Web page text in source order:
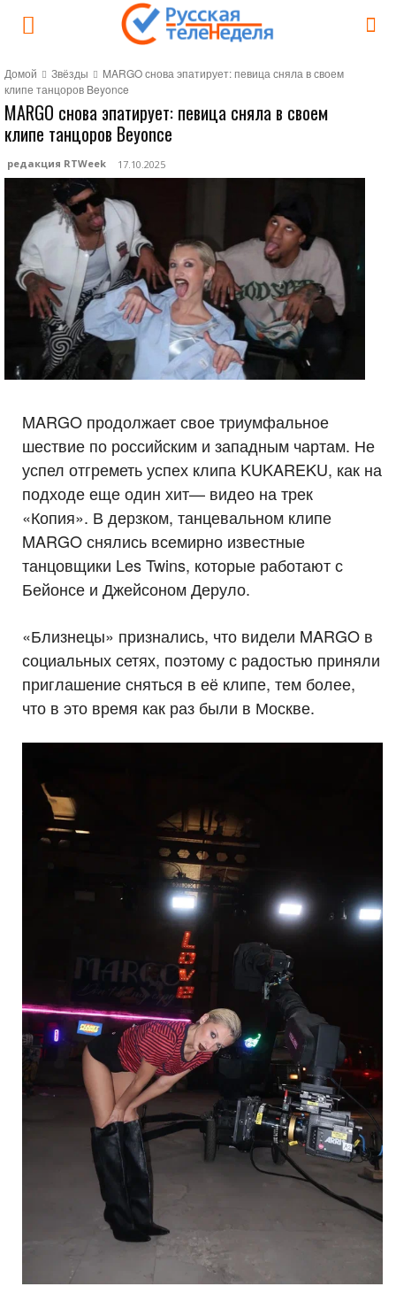
Домой Звёзды
MARGO снова эпатирует: певица сняла в своем
клипе танцоров Beyonce
MARGO снова эпатирует: певица сняла в своем
клипе танцоров Beyonce
редакция RTWeek 17.10.2025
MARGO продолжает свое триумфальное
шествие по российским и западным чартам. Не
успел отгреметь успех клипа KUKAREKU, как на
подходе еще один хит— видео на трек
«Копия». В дерзком, танцевальном клипе
MARGO снялись всемирно известные
танцовщики Les Twins, которые работают с
Бейонсе и Джейсоном Деруло.
«Близнецы» признались, что видели MARGO в
социальных сетях, поэтому с радостью приняли
приглашение сняться в её клипе, тем более,
что в это время как раз были в Москве.